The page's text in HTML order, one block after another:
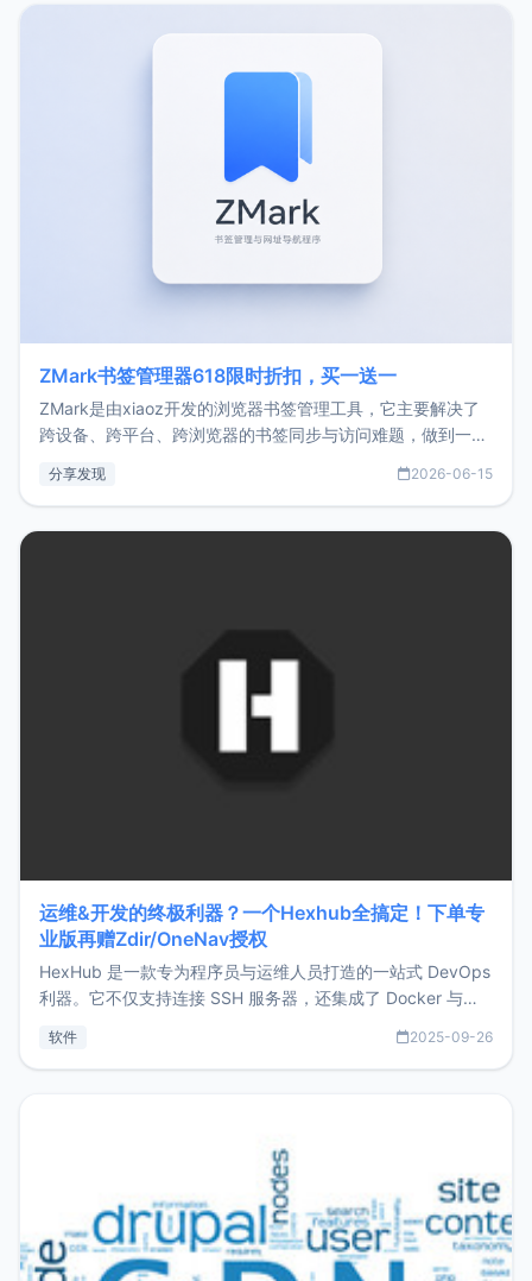
ZMark书签管理器618限时折扣，买一送一
ZMark是由xiaoz开发的浏览器书签管理工具，它主要解决了
跨设备、跨平台、跨浏览器的书签同步与访问难题，做到一处
用，让管理更高效。ZMark官网地址：
分享发现 2026-06-15
运维&开发的终极利器？一个Hexhub全搞定！下单专
业版再赠Zdir/OneNav授权
HexHub 是一款专为程序员与运维人员打造的一站式 DevOps
利器。它不仅支持连接 SSH 服务器，还集成了 Docker 与常
件间频繁切换，仅凭 HexHub 即可同时搞定运维与数据库操
软件 2025-09-26